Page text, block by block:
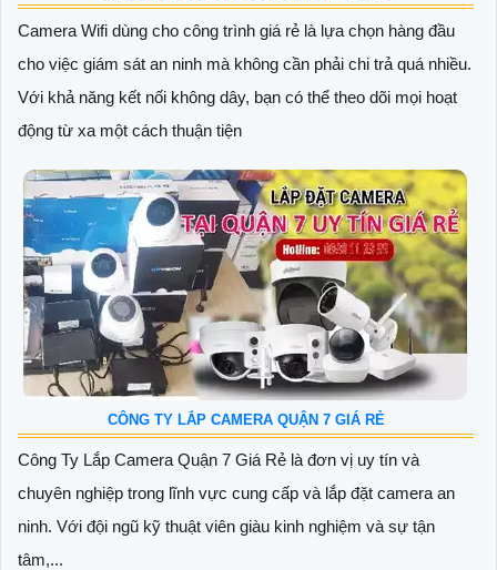
Camera Wifi dùng cho công trình giá rẻ là lựa chọn hàng đầu
cho việc giám sát an ninh mà không cần phải chi trả quá nhiều.
Với khả năng kết nối không dây, bạn có thể theo dõi mọi hoạt
động từ xa một cách thuận tiện
CÔNG TY LẮP CAMERA QUẬN 7 GIÁ RẺ
Công Ty Lắp Camera Quận 7 Giá Rẻ là đơn vị uy tín và
chuyên nghiệp trong lĩnh vực cung cấp và lắp đặt camera an
ninh. Với đội ngũ kỹ thuật viên giàu kinh nghiệm và sự tận
tâm,...